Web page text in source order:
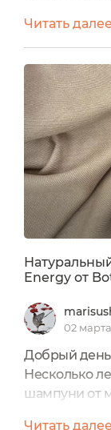
стал
действие
головы и
увлажняет
Читать далее
Energy от
02
Добрый день
Несколько
шампуни от
Читать далее